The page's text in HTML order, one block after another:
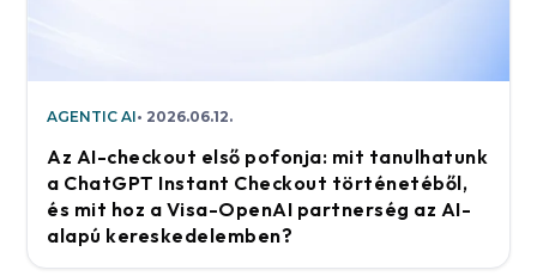
AGENTIC AI 2026.06.12.
Az AI-checkout első pofonja: mit tanulhatunk
a ChatGPT Instant Checkout történetéből,
és mit hoz a Visa-OpenAI partnerség az AI-
alapú kereskedelemben?